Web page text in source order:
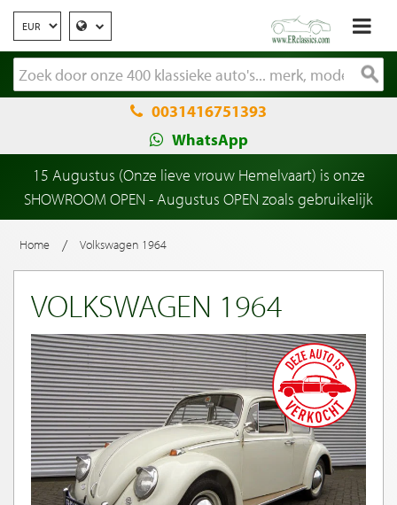
0031416751393
WhatsApp
15 Augustus (Onze lieve vrouw Hemelvaart) is onze
SHOWROOM OPEN - Augustus OPEN zoals gebruikelijk
Home / Volkswagen 1964
VOLKSWAGEN 1964